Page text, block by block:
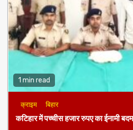
1 min read
क्राइम बिहार
कटिहार में पच्चीस हजार रुपए का ईनामी